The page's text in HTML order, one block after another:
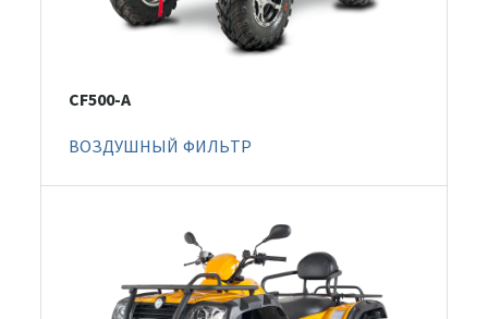
CF500-A
ВОЗДУШНЫЙ ФИЛЬТР